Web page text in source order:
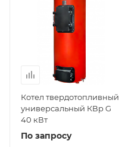
Котел твердотопливный
универсальный КВр G
40 кВт
По запросу